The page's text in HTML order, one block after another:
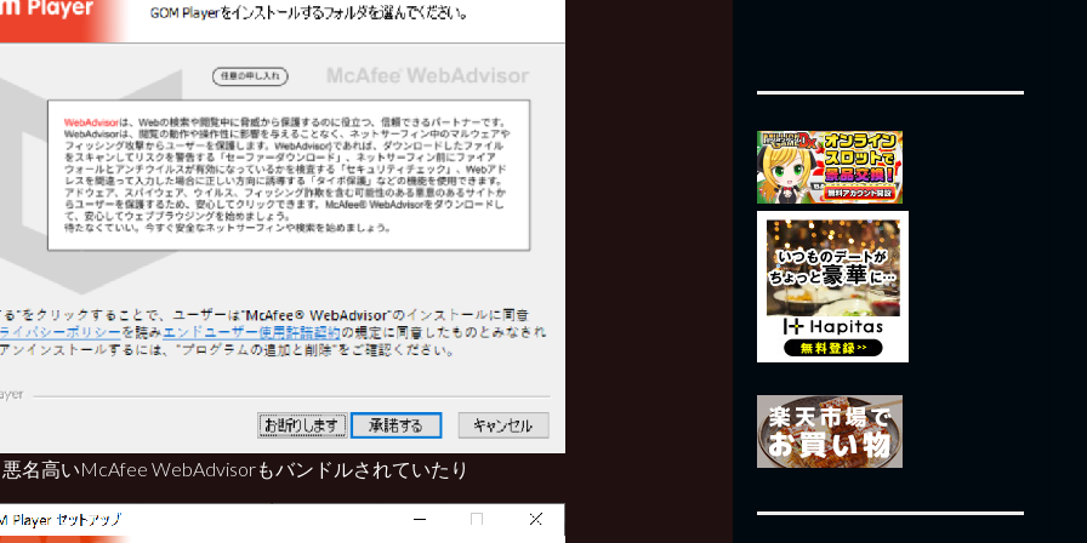
名高いMcAfee WebAdvisorもバンドルされていたり